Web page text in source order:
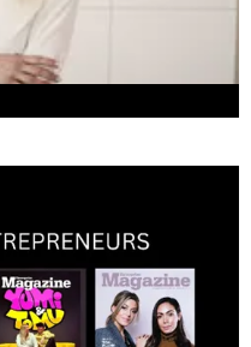
skönhetsimperiet Skincity –